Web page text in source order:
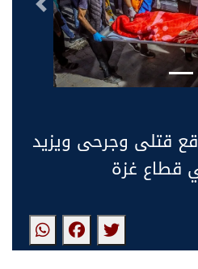
التالى
قتلى وجرحى ويزيد
قطاع غزة